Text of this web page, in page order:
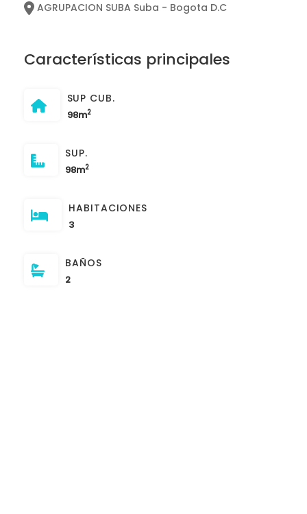
AGRUPACION SUBA Suba - Bogota D.C
Características principales
SUP CUB.
98m2
SUP.
98m2
HABITACIONES
3
BAÑOS
2